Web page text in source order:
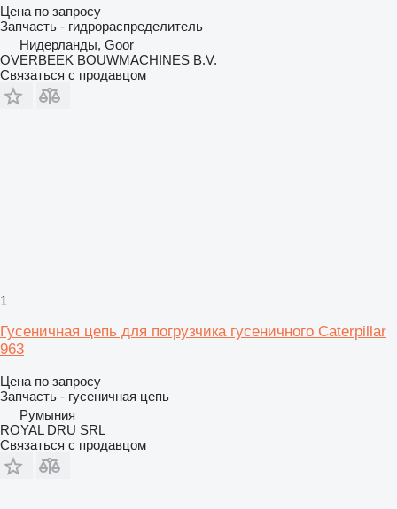
Цена по запросу
Запчасть - гидрораспределитель
Нидерланды, Goor
OVERBEEK BOUWMACHINES B.V.
Связаться с продавцом
1
Гусеничная цепь для погрузчика гусеничного Caterpillar
963
Цена по запросу
Запчасть - гусеничная цепь
Румыния
ROYAL DRU SRL
Связаться с продавцом